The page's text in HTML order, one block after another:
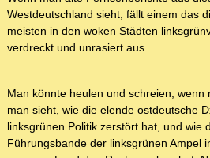
Westdeutschland sieht, fällt einem das
meisten in den woken Städten
verdreckt und unrasiert aus.
Man könnte heulen und schreien, wenn
man sieht, wie die elende ostdeutsche
linksgrünen Politik zerstört hat, und wie
Führungsbande der linksgrünen Ampel